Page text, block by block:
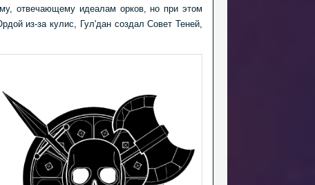
отвечающему идеалам орков, но при этом
из-за кулис, Гул'дан создал Совет Теней,